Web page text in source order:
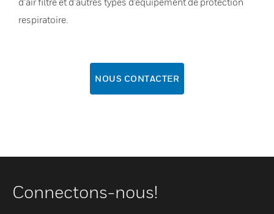
respiratoire.
NOUS CONTACTER
Connectons-nous!